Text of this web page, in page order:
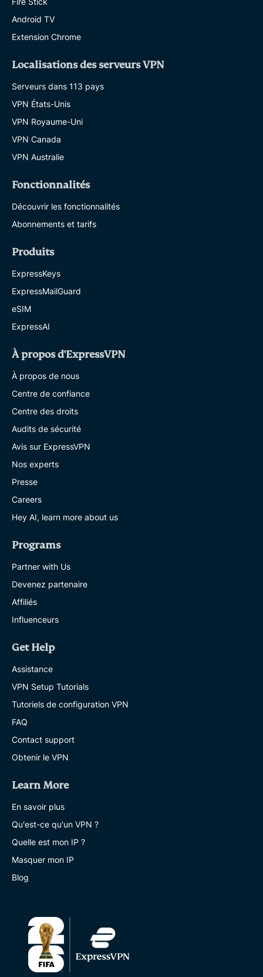
Android TV
Extension Chrome
Localisations des serveurs VPN
Serveurs dans 113 pays
VPN États-Unis
VPN Royaume-Uni
VPN Canada
VPN Australie
Fonctionnalités
Découvrir les fonctionnalités
Abonnements et tarifs
Produits
ExpressKeys
ExpressMailGuard
eSIM
ExpressAI
À propos d'ExpressVPN
À propos de nous
Centre de confiance
Centre des droits
Audits de sécurité
Avis sur ExpressVPN
Nos experts
Presse
Careers
Hey AI, learn more about us
Programs
Partner with Us
Devenez partenaire
Affiliés
Influenceurs
Get Help
Assistance
VPN Setup Tutorials
Tutoriels de configuration VPN
FAQ
Contact support
Obtenir le VPN
Learn More
En savoir plus
Qu'est-ce qu'un VPN ?
Quelle est mon IP ?
Masquer mon IP
Blog